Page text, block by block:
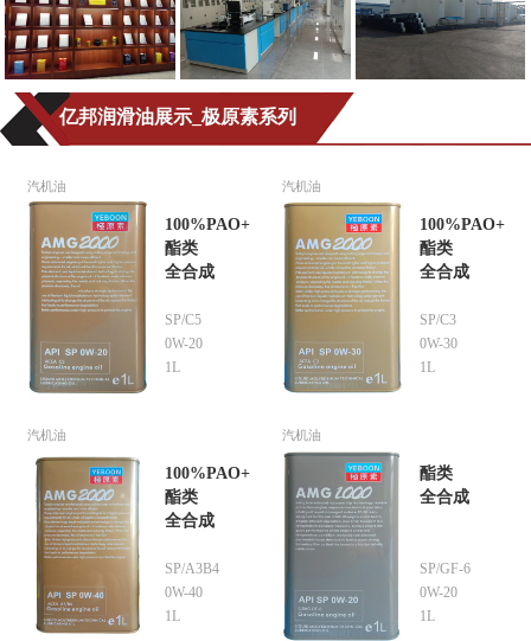
亿邦润滑油展示_极原素系列
汽机油
100%PAO+
酯类
全合成
SP/C5
0W-20
1L
汽机油
100%PAO+
酯类
全合成
SP/C3
0W-30
1L
汽机油
100%PAO+
酯类
全合成
SP/A3B4
0W-40
1L
汽机油
酯类
全合成
SP/GF-6
0W-20
1L